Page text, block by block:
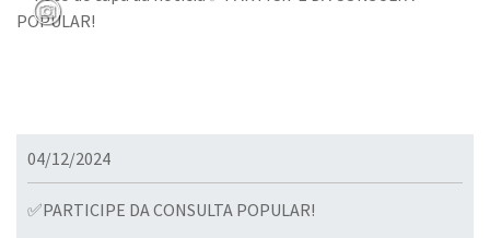
04/12/2024
✅PARTICIPE DA CONSULTA POPULAR!